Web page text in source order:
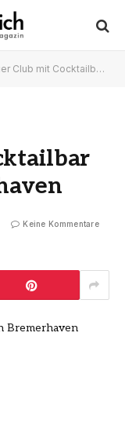
mit Cocktailbar eröffnet in Bremerhaven
Keine Kommentare